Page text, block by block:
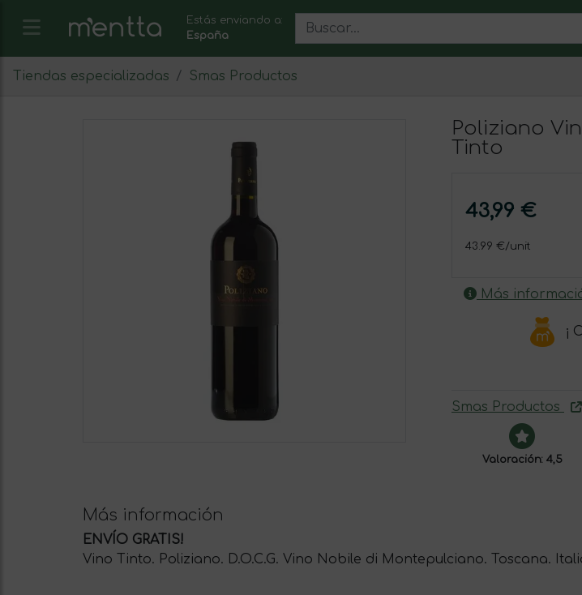
Estás enviando a:
España
Tiendas especializadas Smas Productos
Poliziano
Tinto
43,99 €
43.99 €/unit
Más
¡
Smas Productos
Valoración: 4,5
Más información
ENVÍO GRATIS!
Vino Tinto. Poliziano. D.O.C.G. Vino Nobile di Montepulciano. Toscana.